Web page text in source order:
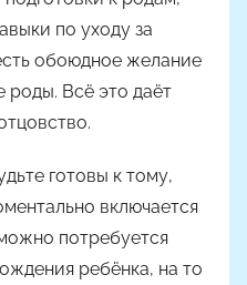
по уходу за
обоюдное желание
роды. Всё это даёт
готовы к тому,
включается
потребуется
ребёнка, на то